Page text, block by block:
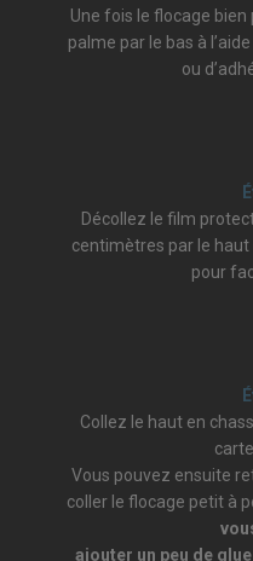
Une fois le flocage
palme par le bas à
ou
Décollez le film
centimètres par le
pour
Collez le haut en
Vous pouvez ensuite
coller le flocage petit à
ajouter un peu de